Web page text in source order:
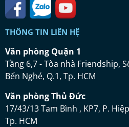
THÔNG TIN LIÊN HỆ
Văn phòng Quận 1
Tầng 6,7 - Tòa nhà Friendship,
Bến Nghé, Q.1, Tp. HCM
Văn phòng Thủ Đức
17/43/13 Tam Bình , KP7, P.
Tp. HCM